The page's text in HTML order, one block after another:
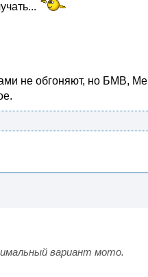
не обгоняют, но БМВ,
-
вариант мото.